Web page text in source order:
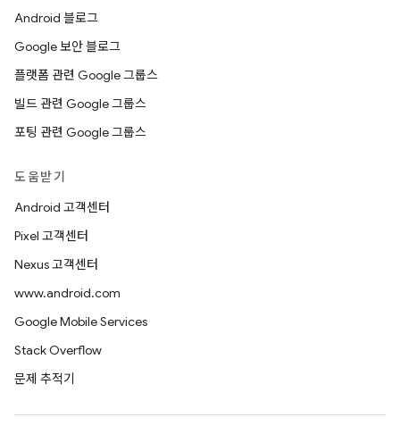
Android 블로그
Google 보안 블로그
플랫폼 관련 Google 그룹스
빌드 관련 Google 그룹스
포팅 관련 Google 그룹스
도움받기
Android 고객센터
Pixel 고객센터
Nexus 고객센터
www.android.com
Google Mobile Services
Stack Overflow
문제 추적기